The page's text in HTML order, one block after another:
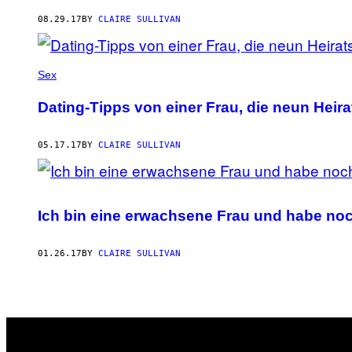
08.29.17 BY CLAIRE SULLIVAN
Sex
Dating-Tipps von einer Frau, die neun
05.17.17 BY CLAIRE SULLIVAN
Ich bin eine erwachsene Frau und habe
01.26.17 BY CLAIRE SULLIVAN